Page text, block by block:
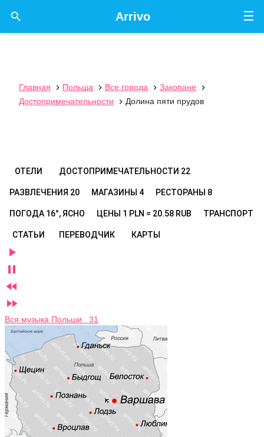
☰
Arrivo

Главная  Польша  Все города  Закопане

Достопримечательности
 Долина пяти прудов
ОТЕЛИ ДОСТОПРИМЕЧАТЕЛЬНОСТИ 22
РАЗВЛЕЧЕНИЯ 20 МАГАЗИНЫ 4 РЕСТОРАНЫ 8
ПОГОДА 16°, ЯСНО ЦЕНЫ 1 PLN = 20.58 RUB ТРАНСПОРТ
СТАТЬИ ПЕРЕВОДЧИК КАРТЫ




Вся музыка Польши 31